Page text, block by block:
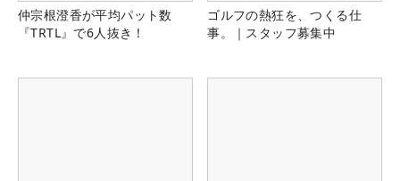
仲宗根澄香が平均パット数
『TRTL』で6人抜き！
ゴルフの熱狂を、つくる仕
事。｜スタッフ募集中